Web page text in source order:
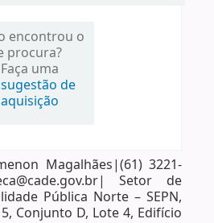
encontrou o
procura?
Faça uma
sugestão de
aquisição
Magalhães|(61) 3221-
Setor de
Pública Norte – SEPN,
Conjunto D, Lote 4, Edifício